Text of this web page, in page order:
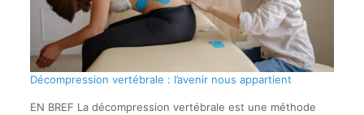
Décompression vertébrale : l’avenir nous appartient
EN BREF La décompression vertébrale est une méthode